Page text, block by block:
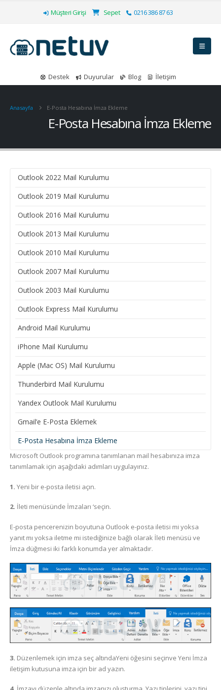
Müşteri Girişi Sepet 0216 386 87 63
Destek Duyurular Blog İletişim
Anasayfa E-Posta Hesabına İmza Ekleme
E-Posta Hesabına İmza Ekleme
Outlook 2022 Mail Kurulumu
Outlook 2019 Mail Kurulumu
Outlook 2016 Mail Kurulumu
Outlook 2013 Mail Kurulumu
Outlook 2010 Mail Kurulumu
Outlook 2007 Mail Kurulumu
Outlook 2003 Mail Kurulumu
Outlook Express Mail Kurulumu
Android Mail Kurulumu
iPhone Mail Kurulumu
Apple (Mac OS) Mail Kurulumu
Thunderbird Mail Kurulumu
Yandex Outlook Mail Kurulumu
Gmail’e E-Posta Eklemek
E-Posta Hesabına İmza Ekleme
Microsoft Outlook programına tanımlanan mail hesabınıza imza
tanımlamak için aşağıdaki adımları uygulayınız.
1. Yeni bir e-posta iletisi açın.
2. İleti menüsünde İmzaları ‘seçin.
E-posta pencerenizin boyutuna Outlook e-posta iletisi mi yoksa
yanıt mı yoksa iletme mi istediğinize bağlı olarak İleti menüsü ve
İmza düğmesi iki farklı konumda yer almaktadır.
3. Düzenlemek için imza seç altındaYeni öğesini seçinve Yeni İmza
iletişim kutusuna imza için bir ad yazın.